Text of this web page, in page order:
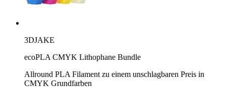
3DJAKE
ecoPLA CMYK Lithophane Bundle
Allround PLA Filament zu einem unschlagbaren Preis in
CMYK Grundfarben